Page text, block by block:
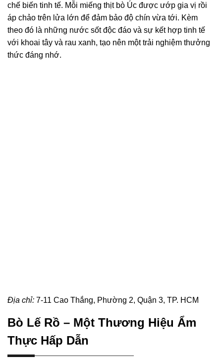
chế biến tinh tế. Mỗi miếng thịt bò Úc được ướp gia vị rồi
áp chảo trên lửa lớn để đảm bảo độ chín vừa tới. Kèm
theo đó là những nước sốt độc đáo và sự kết hợp tinh tế
với khoai tây và rau xanh, tạo nên một trải nghiệm thưởng
thức đáng nhớ.
Địa chỉ: 7-11 Cao Thắng, Phường 2, Quận 3, TP. HCM
Bò Lế Rồ – Một Thương Hiệu Ẩm
Thực Hấp Dẫn